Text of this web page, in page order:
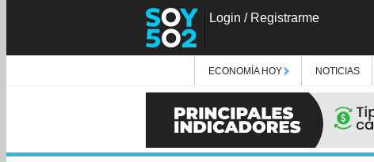
Login / Registrarme
ECONOMÍA HOY NOTICIAS